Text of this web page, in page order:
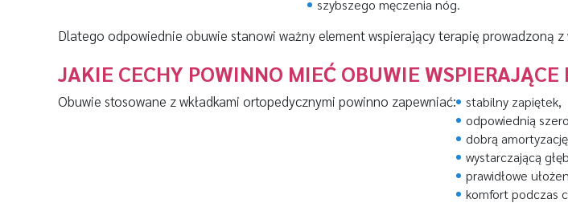
szybszego męczenia nóg.
Dlatego odpowiednie obuwie stanowi ważny element wspierający terapię prowadzoną
JAKIE CECHY POWINNO MIEĆ OBUWIE
Obuwie stosowane z wkładkami ortopedycznymi powinno zapewniać:
stabilny zapiętek,
odpowiednią
dobrą
wystarczającą
prawidłowe
komfort podczas